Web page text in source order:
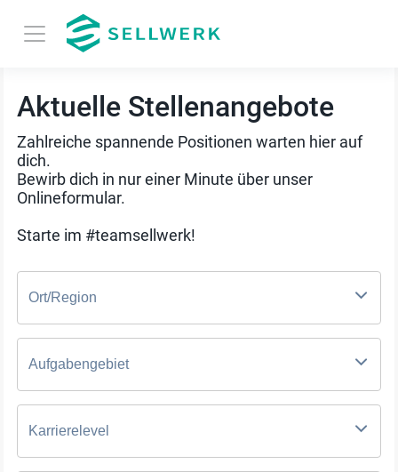
Aktuelle Stellenangebote
Zahlreiche spannende Positionen warten hier auf
dich.
Bewirb dich in nur einer Minute über unser
Onlineformular.
Starte im #teamsellwerk!
Ort/Region
Aufgabengebiet
Karrierelevel